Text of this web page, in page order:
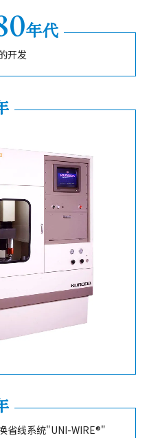
年代
开发
省线系统"UNI-WIRE®"